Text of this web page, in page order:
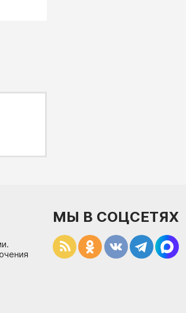
МЫ В СОЦСЕТЯХ